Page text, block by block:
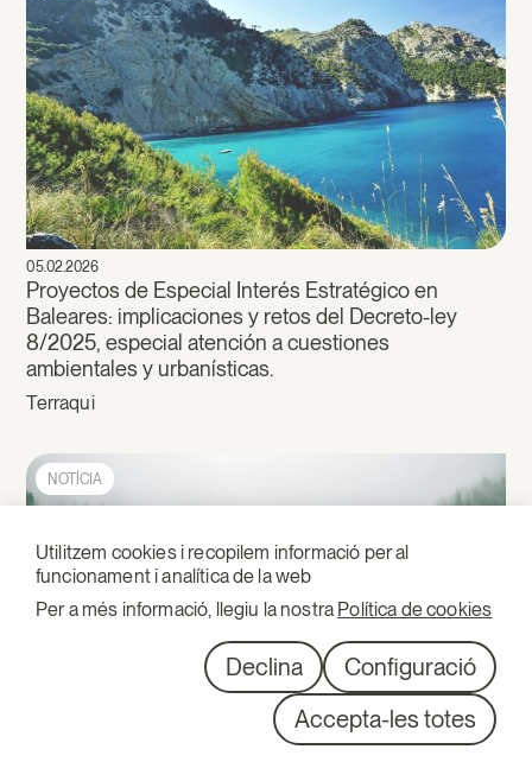
05.02.2026
Proyectos de Especial Interés Estratégico en
Baleares: implicaciones y retos del Decreto-ley
8/2025, especial atención a cuestiones
ambientales y urbanísticas.
Terraqui
NOTÍCIA
Utilitzem cookies i recopilem informació per al
funcionament i analítica de la web
Per a més informació, llegiu la nostra Política de cookies
Declina
Configuració
Accepta-les totes